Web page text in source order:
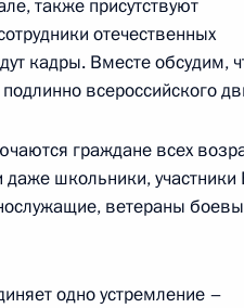
по направлению
понедельник
по направлению
также присутствуют
отечественных
кадры. Вместе обсудим,
всероссийского
граждане всех
даже школьники,
ветераны
одно устремление –